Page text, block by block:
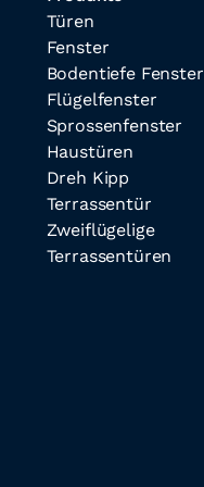
Türen
Fenster
Bodentiefe Fenster
Flügelfenster
Sprossenfenster
Haustüren
Dreh Kipp
Terrassentür
Zweiflügelige
Terrassentüren